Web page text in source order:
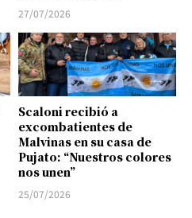
27/07/2026
Scaloni recibió a
excombatientes de
Malvinas en su casa de
Pujato: “Nuestros colores
nos unen”
25/07/2026